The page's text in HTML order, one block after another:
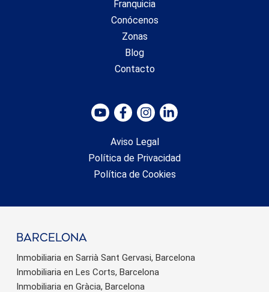
Franquicia
Conócenos
Zonas
Blog
Contacto
Aviso Legal
Política de Privacidad
Política de Cookies
barcelona
Inmobiliaria en Sarrià Sant Gervasi, Barcelona
Inmobiliaria en Les Corts, Barcelona
Inmobiliaria en Gràcia, Barcelona